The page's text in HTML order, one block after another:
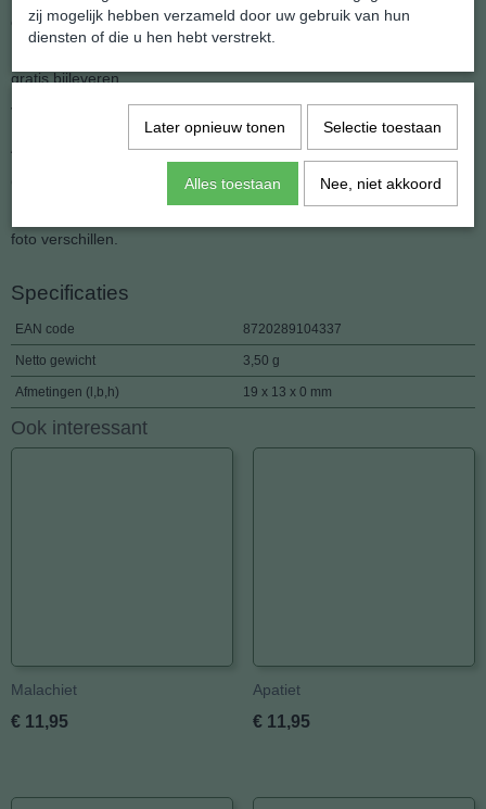
eigenlijk altijd en bij alles te dragen is.
gratis bijleveren.
Verwen u zelf of geef zo'n leuke hanger als geschenk.
Afmeting : 13 x 19 mm.
foto verschillen.
Specificaties
EAN code 8720289104337
Netto gewicht 3,50 g
Afmetingen (l,b,h) 19 x 13 x 0 mm
Ook interessant
Malachiet
€ 11,95
Apatiet
€ 11,95
zij mogelijk hebben verzameld door uw gebruik van hun
diensten of die u hen hebt verstrekt.
Later opnieuw tonen Selectie toestaan
Alles toestaan Nee, niet akkoord